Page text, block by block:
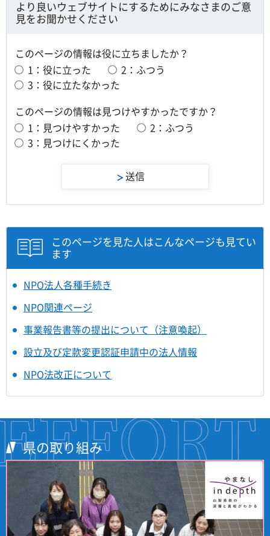
より良いウェブサイトにするためにみなさまのご意
見をお聞かせください
このページの情報は役に立ちましたか？
1：役に立った
2：ふつう
3：役に立たなかった
このページの情報は見つけやすかったですか？
1：見つけやすかった
2：ふつう
3：見つけにくかった
このページを見た人はこんなページも見てい
ます
NPO法人各種手続き
NPO関連ページ
事業報告書等の提出について（注意喚起）
設立及び定款変更認証申請中の法人情報
NPO法改正について
県の取り組み